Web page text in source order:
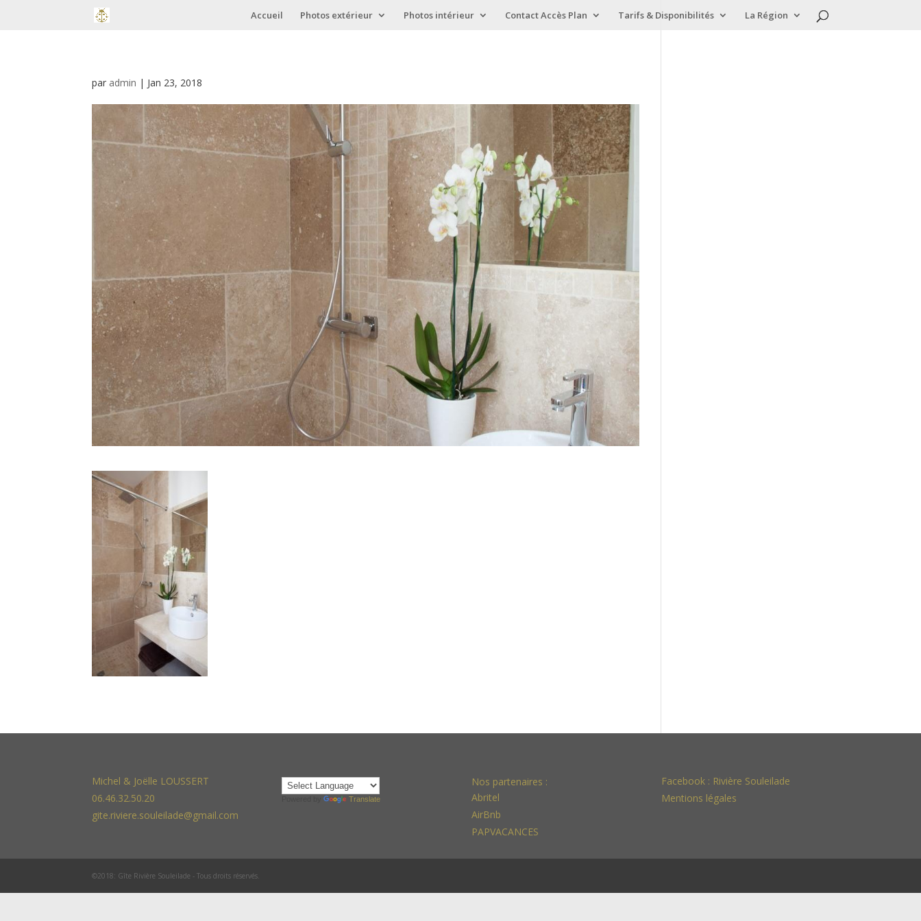
Accueil Photos extérieur Photos intérieur Contact Accès Plan Tarifs & Disponibilités La Région
par admin | Jan 23, 2018
Michel & Joëlle LOUSSERT
06.46.32.50.20
gite.riviere.souleilade@gmail.com
Powered by Translate
Nos partenaires :
Abritel
AirBnb
PAPVACANCES
Facebook : Rivière Souleilade
Mentions légales
©2018: Gîte Rivière Souleilade - Tous droits réservés.